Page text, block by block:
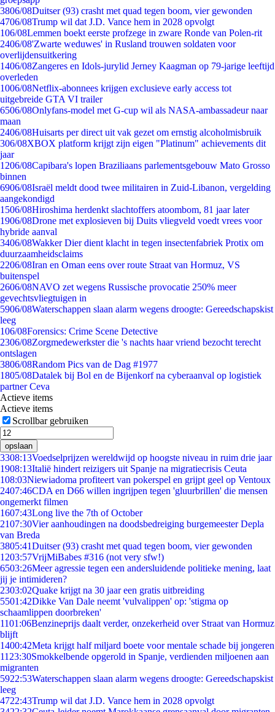
3806/08Duitser (93) crasht met quad tegen boom, vier gewonden
4706/08Trump wil dat J.D. Vance hem in 2028 opvolgt
106/08Lemmen boekt eerste profzege in zware Ronde van Polen-rit
2406/08'Zwarte weduwes' in Rusland trouwen soldaten voor
overlijdensuitkering
1406/08Zangeres en Idols-jurylid Jerney Kaagman op 79-jarige leeftijd
overleden
1006/08Netflix-abonnees krijgen exclusieve early access tot
uitgebreide GTA VI trailer
6506/08Onlyfans-model met G-cup wil als NASA-ambassadeur naar
maan
2406/08Huisarts per direct uit vak gezet om ernstig alcoholmisbruik
306/08XBOX platform krijgt zijn eigen "Platinum" achievements dit
jaar
1206/08Capibara's lopen Braziliaans parlementsgebouw Mato Grosso
binnen
6906/08Israël meldt dood twee militairen in Zuid-Libanon, vergelding
aangekondigd
1506/08Hiroshima herdenkt slachtoffers atoombom, 81 jaar later
1906/08Drone met explosieven bij Duits vliegveld voedt vrees voor
hybride aanval
3406/08Wakker Dier dient klacht in tegen insectenfabriek Protix om
duurzaamheidsclaims
2206/08Iran en Oman eens over route Straat van Hormuz, VS
buitenspel
2606/08NAVO zet wegens Russische provocatie 250% meer
gevechtsvliegtuigen in
5906/08Waterschappen slaan alarm wegens droogte: Gereedschapskist
leeg
106/08Forensics: Crime Scene Detective
2306/08Zorgmedewerkster die 's nachts haar vriend bezocht terecht
ontslagen
3806/08Random Pics van de Dag #1977
1805/08Datalek bij Bol en de Bijenkorf na cyberaanval op logistiek
partner Ceva
Actieve items
Actieve items
Scrollbar gebruiken
opslaan
3308:13Voedselprijzen wereldwijd op hoogste niveau in ruim drie jaar
1908:13Italië hindert reizigers uit Spanje na migratiecrisis Ceuta
108:03Niewiadoma profiteert van pokerspel en grijpt geel op Ventoux
2407:46CDA en D66 willen ingrijpen tegen 'gluurbrillen' die mensen
ongemerkt filmen
1607:43Long live the 7th of October
2107:30Vier aanhoudingen na doodsbedreiging burgemeester Depla
van Breda
3805:41Duitser (93) crasht met quad tegen boom, vier gewonden
1203:57VrijMiBabes #316 (not very sfw!)
6503:26Meer agressie tegen een andersluidende politieke mening, laat
jij je intimideren?
2303:02Quake krijgt na 30 jaar een gratis uitbreiding
5501:42Dikke Van Dale neemt 'vulvalippen' op: 'stigma op
schaamlippen doorbreken'
1101:06Benzineprijs daalt verder, onzekerheid over Straat van Hormuz
blijft
1400:42Meta krijgt half miljard boete voor mentale schade bij jongeren
11 23:30Smokkelbende opgerold in Spanje, verdienden miljoenen aan
migranten
5922:53Waterschappen slaan alarm wegens droogte: Gereedschapskist
leeg
4722:43Trump wil dat J.D. Vance hem in 2028 opvolgt